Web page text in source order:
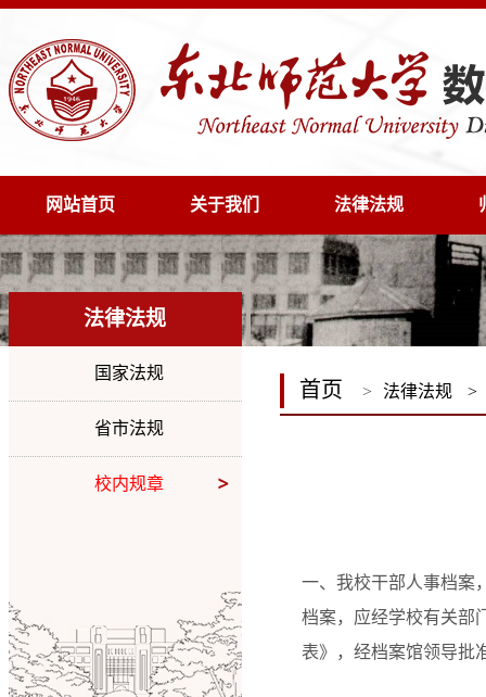
网站首页 关于我们 法律法规
法律法规
国家法规
省市法规
校内规章
首页 > 法律法规 >
一、我校干部人事档案
档案，应经学校有关部
表》，经档案馆领导批